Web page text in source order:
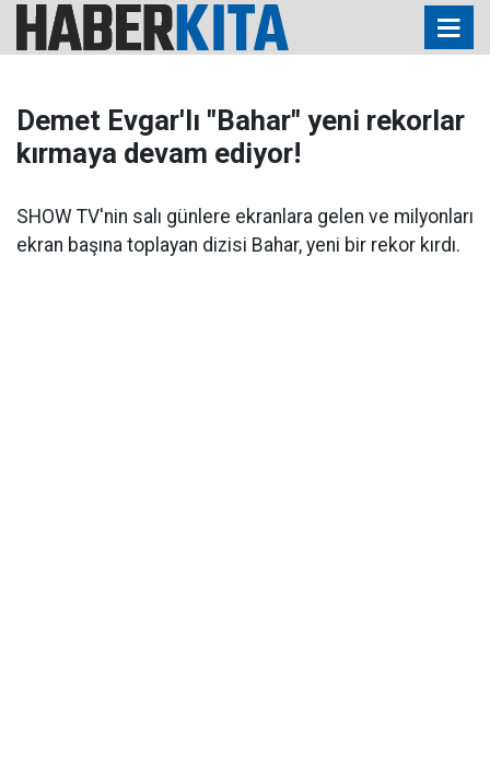
Demet Evgar'lı "Bahar" yeni rekorlar
kırmaya devam ediyor!
SHOW TV'nin salı günlere ekranlara gelen ve milyonları
ekran başına toplayan dizisi Bahar, yeni bir rekor kırdı.